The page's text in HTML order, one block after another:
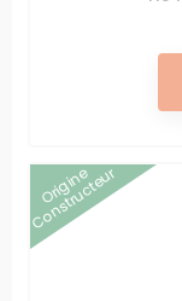
Origine
Constructeur